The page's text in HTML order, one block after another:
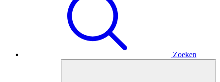
Zoeken